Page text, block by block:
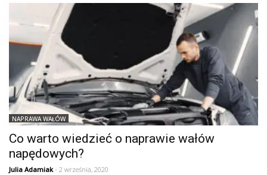
NAPRAWA WAŁÓW
Co warto wiedzieć o naprawie wałów
napędowych?
Julia Adamiak- 2 września, 2020